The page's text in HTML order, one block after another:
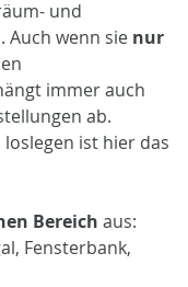
und
. Auch wenn sie nur
immer auch
ab.
ist hier das
Bereich aus:
Fensterbank,